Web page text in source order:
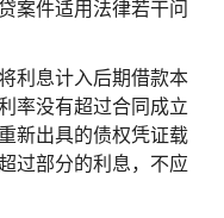
案件适用法律若干问
利息计入后期借款本
率没有超过合同成立
新出具的债权凭证载
过部分的利息，不应